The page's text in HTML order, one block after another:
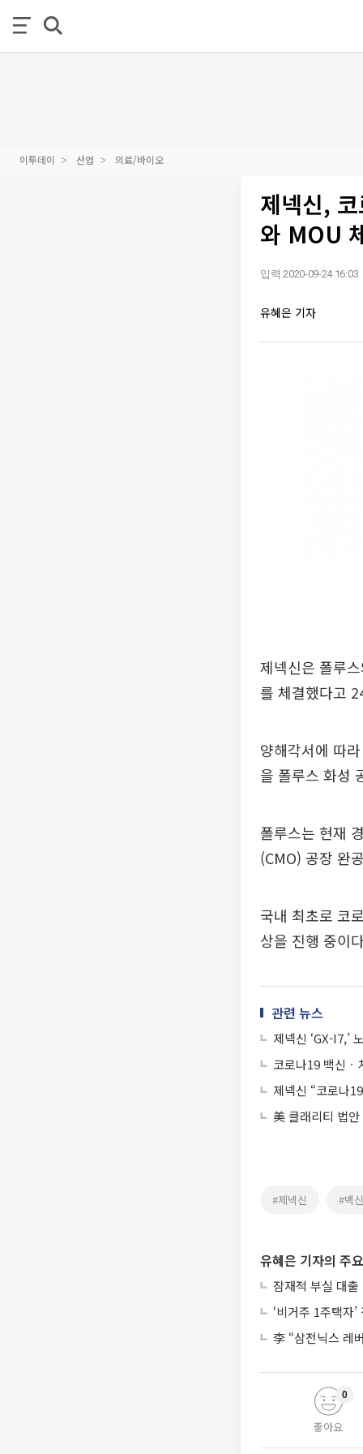
이투데이 산업 의료/바이오
제넥신,
와 MOU
입력 2020-09-24 16:03
유혜은 기자
제넥신은 폴루
를 체결했다고
양해각서에 따
을 폴루스 화성
폴루스는 현재
(CMO) 공장 완
국내 최초로 코
상을 진행 중이
관련 뉴스
제넥신 ‘GX-I7,’
코로나19 백신
제넥신 “코로나
美 클래리티 법
#제넥신 #백신
유혜은 기자의 주
잠재적 부실 대
‘비거주 1주택자
李 “삼전닉스 레
좋아요
0